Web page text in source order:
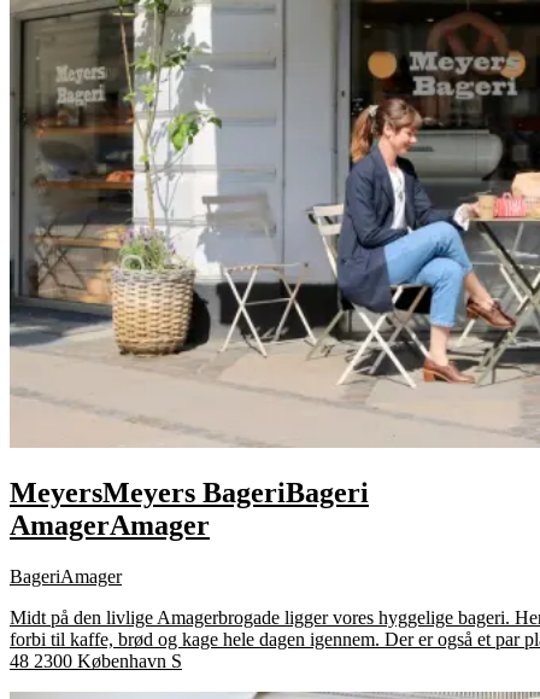
MeyersMeyers BageriBageri
AmagerAmager
BageriAmager
Midt på den livlige Amagerbrogade ligger vores hyggelige bageri.
forbi til kaffe, brød og kage hele dagen igennem. Der er også et par
48 2300 København S